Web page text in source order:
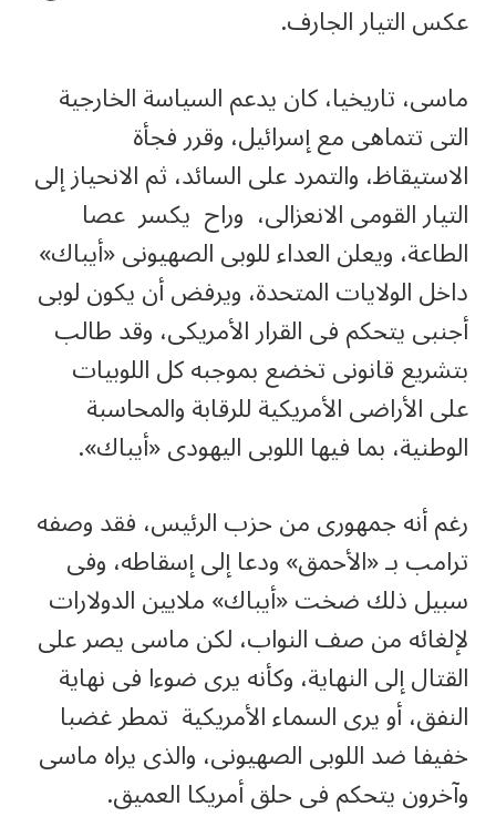
عكس التيار الجارف.
ماسى، تاريخيا، كان يدعم السياسة الخارجية
التى تتماهى مع إسرائيل، وقرر فجأة
الاستيقاظ، والتمرد على السائد، ثم الانحياز إلى
التيار القومى الانعزالى، وراح يكسر عصا
الطاعة، ويعلن العداء للوبى الصهيونى «أيباك»
داخل الولايات المتحدة، ويرفض أن يكون لوبى
أجنبى يتحكم فى القرار الأمريكى، وقد طالب
بتشريع قانونى تخضع بموجبه كل اللوبيات
على الأراضى الأمريكية للرقابة والمحاسبة
الوطنية، بما فيها اللوبى اليهودى «أيباك».
رغم أنه جمهورى من حزب الرئيس، فقد وصفه
ترامب بـ «الأحمق» ودعا إلى إسقاطه، وفى
سبيل ذلك ضخت «أيباك» ملايين الدولارات
لإلغائه من صف النواب، لكن ماسى يصر على
القتال إلى النهاية، وكأنه يرى ضوءا فى نهاية
النفق، أو يرى السماء الأمريكية تمطر غضبا
خفيفا ضد اللوبى الصهيونى، والذى يراه ماسى
وآخرون يتحكم فى حلق أمريكا العميق.